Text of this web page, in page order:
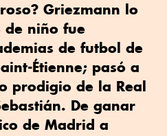
Griezmann lo
de niño fue
de futbol de
Étienne; pasó a
prodigio de la Real
De ganar
de Madrid a